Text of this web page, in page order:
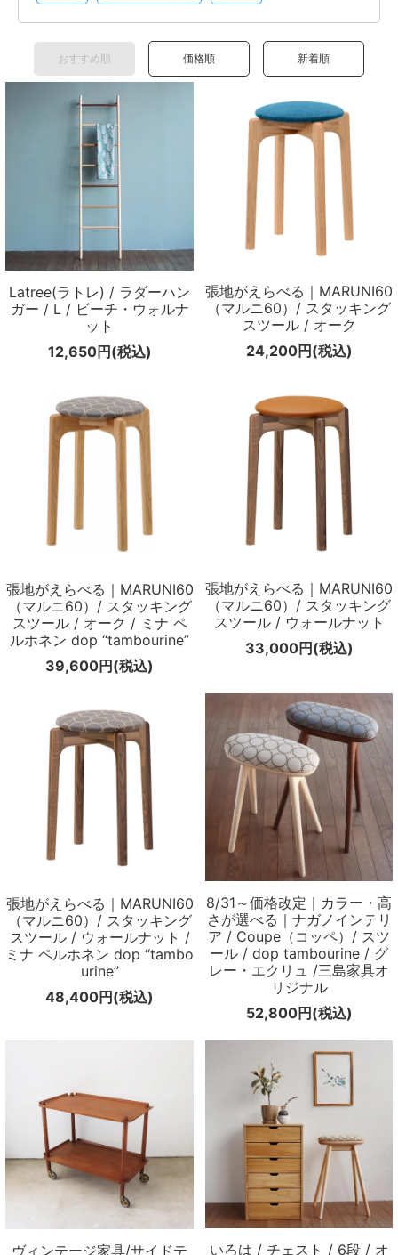
おすすめ順 価格順 新着順
Latree(ラトレ) / ラダーハン
ガー / L / ビーチ・ウォルナ
ット
12,650円(税込)
張地がえらべる｜MARUNI60
（マルニ60）/ スタッキング
スツール / オーク
24,200円(税込)
張地がえらべる｜MARUNI60
（マルニ60）/ スタッキング
スツール / オーク / ミナ ペ
ルホネン dop “tambourine”
39,600円(税込)
張地がえらべる｜MARUNI60
（マルニ60）/ スタッキング
スツール / ウォールナット
33,000円(税込)
張地がえらべる｜MARUNI60
（マルニ60）/ スタッキング
スツール / ウォールナット /
ミナ ペルホネン dop “tambo
urine”
48,400円(税込)
8/31～価格改定｜カラー・高
さが選べる｜ナガノインテリ
ア / Coupe（コッペ）/ スツ
ール / dop tambourine / グ
レー・エクリュ /三島家具オ
リジナル
52,800円(税込)
ヴィンテージ家具/サイドテ
いろは / チェスト / 6段 / オ